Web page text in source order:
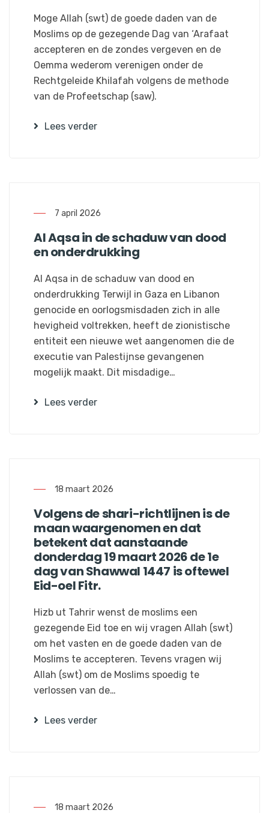
Moge Allah (swt) de goede daden van de
Moslims op de gezegende Dag van ‘Arafaat
accepteren en de zondes vergeven en de
Oemma wederom verenigen onder de
Rechtgeleide Khilafah volgens de methode
van de Profeetschap (saw).
Lees verder
7 april 2026
Al Aqsa in de schaduw van dood
en onderdrukking
Al Aqsa in de schaduw van dood en
onderdrukking Terwijl in Gaza en Libanon
genocide en oorlogsmisdaden zich in alle
hevigheid voltrekken, heeft de zionistische
entiteit een nieuwe wet aangenomen die de
executie van Palestijnse gevangenen
mogelijk maakt. Dit misdadige…
Lees verder
18 maart 2026
Volgens de shari-richtlijnen is de
maan waargenomen en dat
betekent dat aanstaande
donderdag 19 maart 2026 de 1e
dag van Shawwal 1447 is oftewel
Eid-oel Fitr.
Hizb ut Tahrir wenst de moslims een
gezegende Eid toe en wij vragen Allah (swt)
om het vasten en de goede daden van de
Moslims te accepteren. Tevens vragen wij
Allah (swt) om de Moslims spoedig te
verlossen van de…
Lees verder
18 maart 2026